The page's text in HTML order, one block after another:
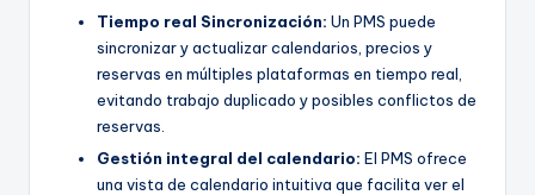
Tiempo real Sincronización: Un PMS puede
sincronizar y actualizar calendarios, precios y
reservas en múltiples plataformas en tiempo real,
evitando trabajo duplicado y posibles conflictos de
reservas.
Gestión integral del calendario: El PMS ofrece
una vista de calendario intuitiva que facilita ver el